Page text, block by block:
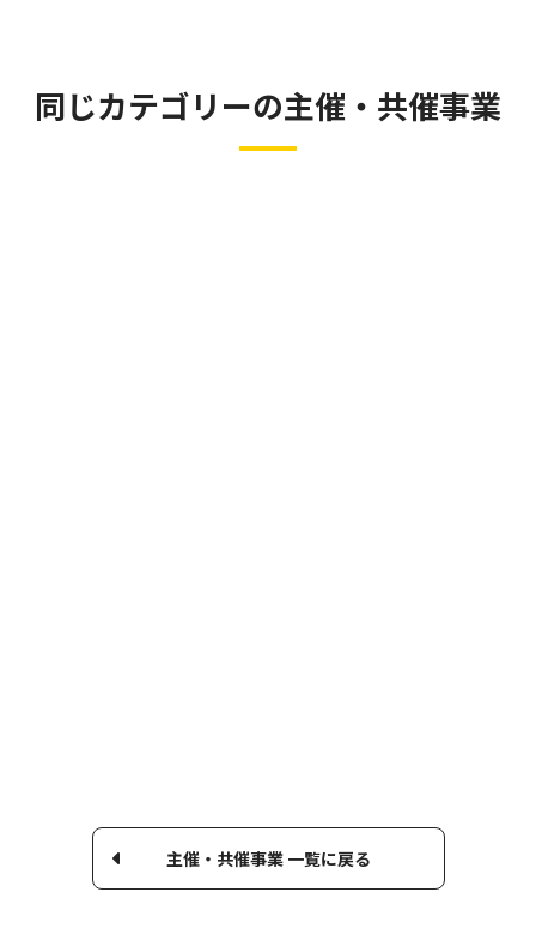
同じカテゴリーの主催・共催事業
主催・共催事業 一覧に戻る